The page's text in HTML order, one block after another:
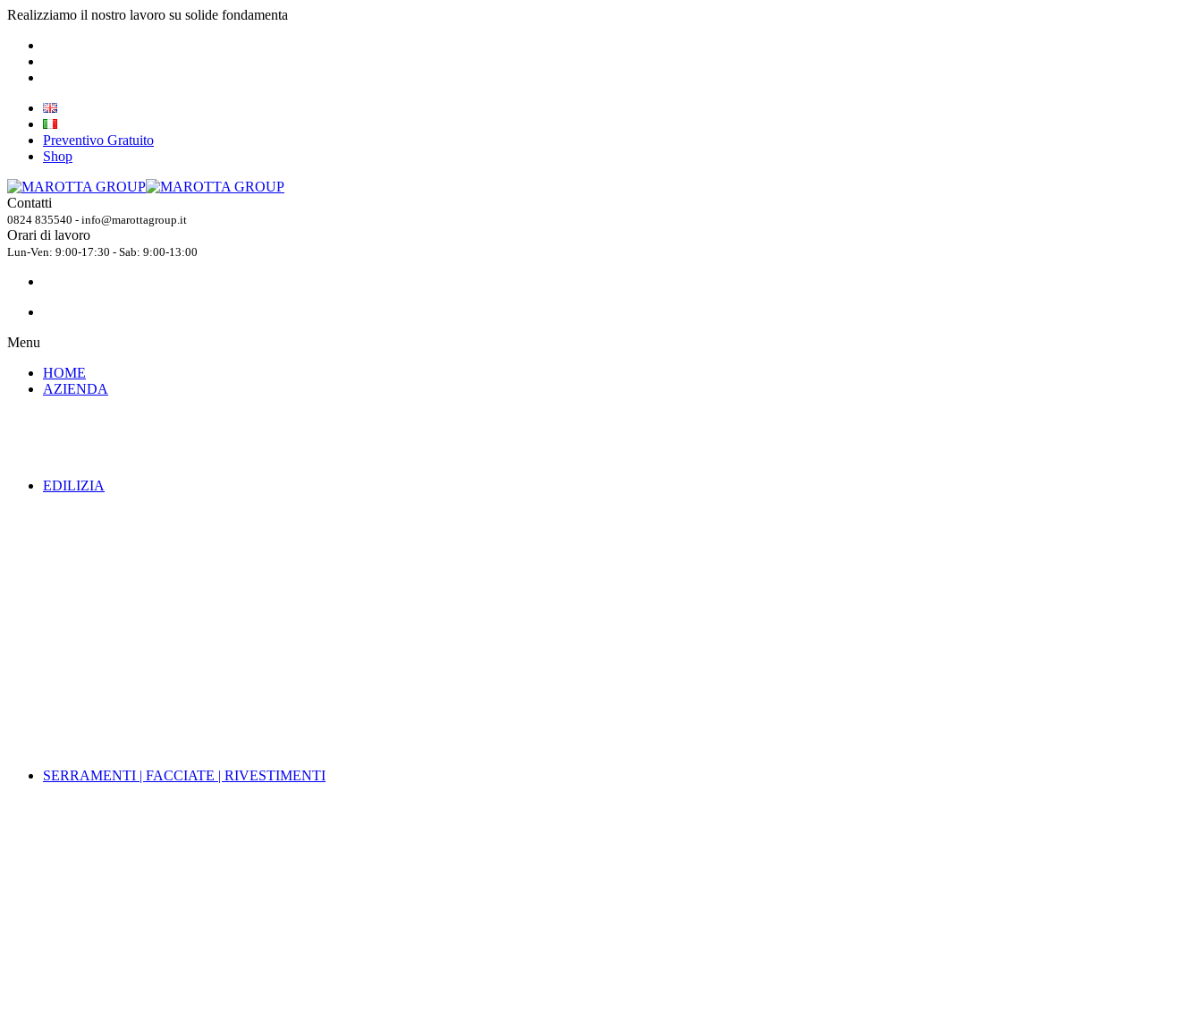
Realizziamo il nostro lavoro su solide fondamenta
Preventivo Gratuito
Shop
Contatti
0824 835540 - info@marottagroup.it
Orari di lavoro
Lun-Ven: 9:00-17:30 - Sab: 9:00-13:00
Menu
HOME
AZIENDA
EDILIZIA
SERRAMENTI | FACCIATE | RIVESTIMENTI